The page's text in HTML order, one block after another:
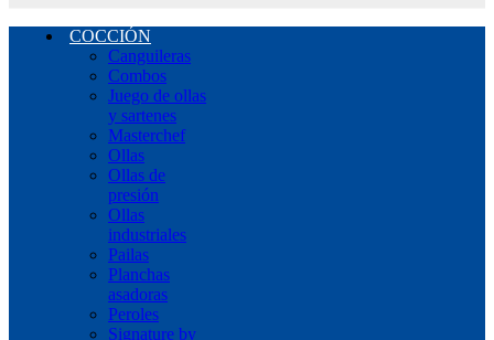
COCCIÓN
Canguileras
Combos
Juego de ollas
y sartenes
Masterchef
Ollas
Ollas de
presión
Ollas
industriales
Pailas
Planchas
asadoras
Peroles
Signature by